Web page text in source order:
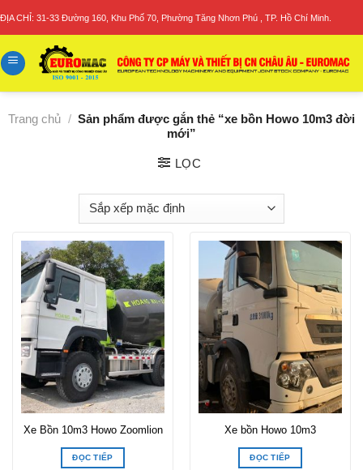
ĐỊA CHỈ: 31-33 Đường 160, Khu Phố 70, Phường Tăng Nhơn Phú , TP. Hồ Chí Minh.
Trang chủ / Sản phẩm được gắn thẻ “xe bồn Howo 10m3 đời
mới”
LỌC
Xe Bồn 10m3 Howo Zoomlion
ĐỌC TIẾP
Xe bồn Howo 10m3
ĐỌC TIẾP